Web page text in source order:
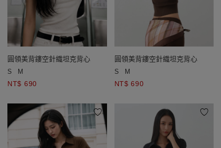
圓領美背鏤空針織坦克背心
S M
NT$ 690
圓領美背鏤空針織坦克背心
S M
NT$ 690